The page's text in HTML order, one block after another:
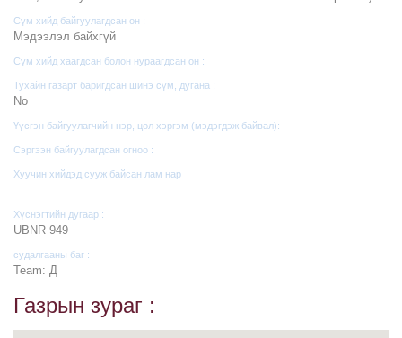
Сүм хийд байгуулагдсан он :
Мэдээлэл байхгүй
Сүм хийд хаагдсан болон нураагдсан он :
Тухайн газарт баригдсан шинэ сүм, дугана :
No
Үүсгэн байгуулагчийн нэр, цол хэргэм (мэдэгдэж байвал):
Сэргээн байгуулагдсан огноо :
Хуучин хийдэд сууж байсан лам нар
Хүснэгтийн дугаар :
UBNR 949
судалгааны баг :
Team: Д
Газрын зураг :